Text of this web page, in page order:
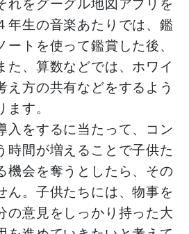
年生の音楽あたりでは、鑑
トを使って鑑賞した後、
た、算数などでは、ホワイ
え方の共有などをするよう
す。
をするに当たって、コン
時間が増えることで子供た
機会を奪うとしたら、その
ん。子供たちには、物事を
の意見をしっかり持った大